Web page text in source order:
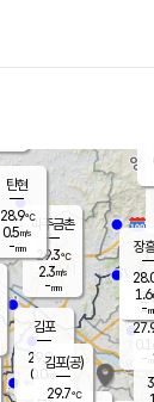
파주금촌
29.3℃
2.3m/s
-mm
탄현
28.9℃
0.5m/s
-mm
김포
29.9℃
0.0 m/s
mm
은
0.1
- mm
장
1.6
-
김포(공)
29.7℃